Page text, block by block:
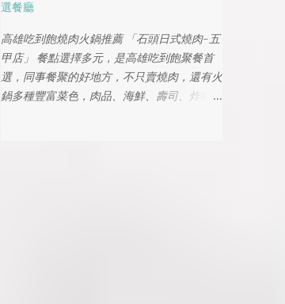
選餐廳
高雄吃到飽燒肉火鍋推薦 「石頭日式燒肉-五
甲店」 餐點選擇多元，是高雄吃到飽聚餐首
選，同事餐聚的好地方，不只賣燒肉，還有火
鍋多種豐富菜色，肉品、海鮮、壽司、炸物